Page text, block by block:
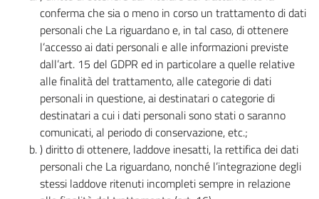
conferma che sia o meno in corso un trattamento di dati
personali che La riguardano e, in tal caso, di ottenere
l’accesso ai dati personali e alle informazioni previste
dall’art. 15 del GDPR ed in particolare a quelle relative
alle finalità del trattamento, alle categorie di dati
personali in questione, ai destinatari o categorie di
destinatari a cui i dati personali sono stati o saranno
comunicati, al periodo di conservazione, etc.;
) diritto di ottenere, laddove inesatti, la rettifica dei dati
personali che La riguardano, nonché l’integrazione degli
stessi laddove ritenuti incompleti sempre in relazione